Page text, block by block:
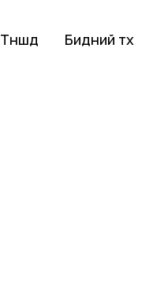
Түншүүд Бидний түүх